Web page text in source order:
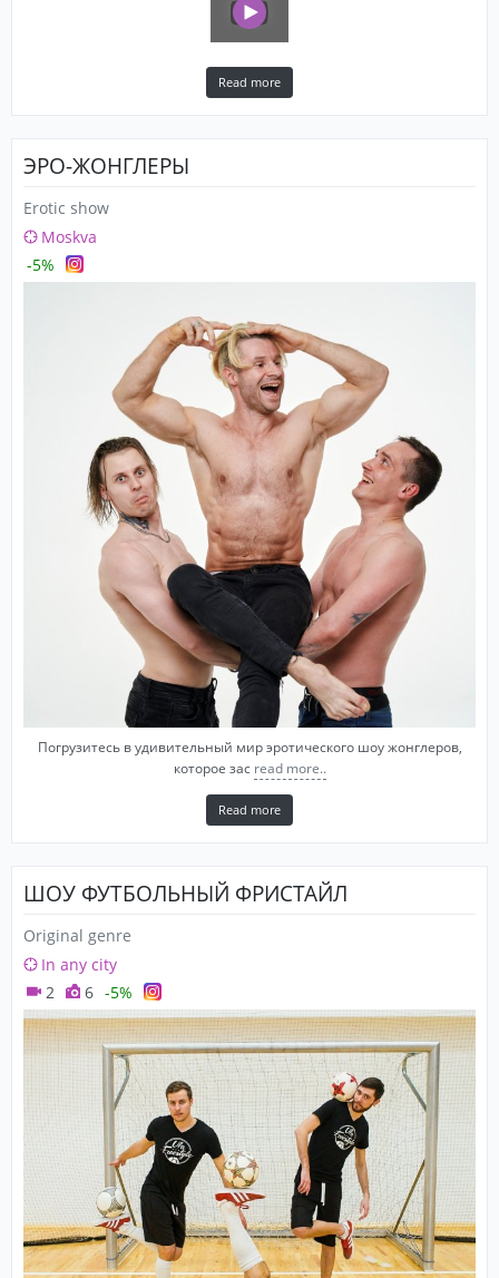
Read more
ЭРО-ЖОНГЛЕРЫ
Erotic show
Moskva
-5%
Погрузитесь в удивительный мир эротического шоу жонглеров,
которое зас read more..
Read more
ШОУ ФУТБОЛЬНЫЙ ФРИСТАЙЛ
Original genre
In any city
2
6 -5%